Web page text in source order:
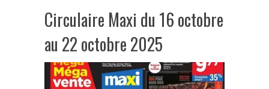
Circulaire Maxi du 16 octobre
au 22 octobre 2025